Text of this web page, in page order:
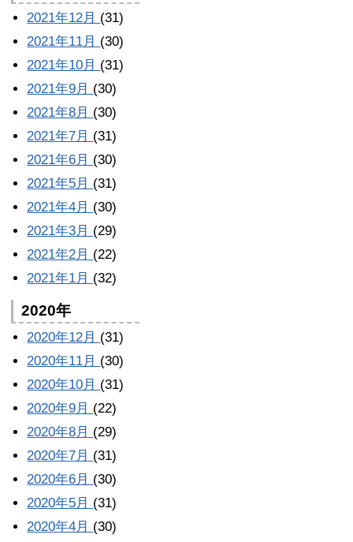
2021年12月 (31)
2021年11月 (30)
2021年10月 (31)
2021年9月 (30)
2021年8月 (30)
2021年7月 (31)
2021年6月 (30)
2021年5月 (31)
2021年4月 (30)
2021年3月 (29)
2021年2月 (22)
2021年1月 (32)
2020年
2020年12月 (31)
2020年11月 (30)
2020年10月 (31)
2020年9月 (22)
2020年8月 (29)
2020年7月 (31)
2020年6月 (30)
2020年5月 (31)
2020年4月 (30)